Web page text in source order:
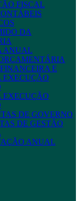
FISCAL
DA
ANUAL
E
EXECUÇÃO
EXECUÇÃO
DE GOVERNO
DE GESTÃO
ANUAL